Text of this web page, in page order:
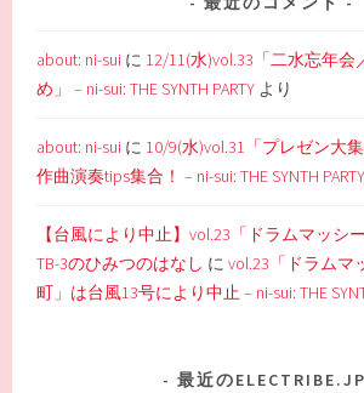
about: ni-sui に 12/11(水)vol.33「二水忘年
め」 – ni-sui: THE SYNTH PARTY より
about: ni-sui に 10/9(水)vol.31「プレゼン大
作曲演奏tips集合！ – ni-sui: THE SYNTH PARTY
【台風により中止】vol.23「ドラムマッシ
TB-3のひみつのはなし にvol.23「ドラムマ
町」は台風13号により中止 – ni-sui: THE
最近のELECTRIBE.JP